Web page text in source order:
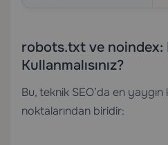
robots.txt ve noindex:
Kullanmalısınız?
Bu, teknik SEO’da en yaygın
noktalarından biridir: